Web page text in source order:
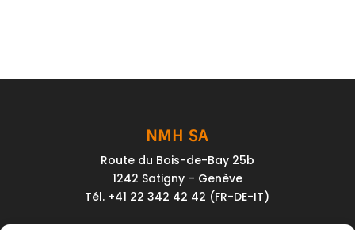
NMH SA
Route du Bois-de-Bay 25b
1242 Satigny – Genève
Tél. +41 22 342 42 42 (FR-DE-IT)